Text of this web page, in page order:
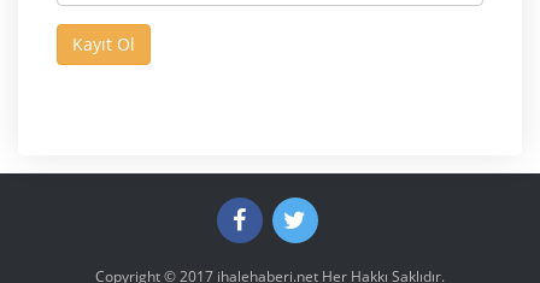
Copyright © 2017 ihalehaberi.net Her Hakkı Saklıdır.